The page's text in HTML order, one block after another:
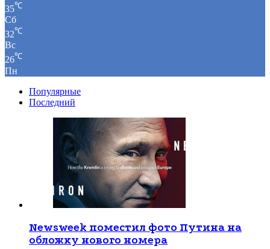
35℃
Сб
32℃
Вс
26℃
Пн
Популярные
Последний
Newsweek поместил фото Путина на
обложку нового номера